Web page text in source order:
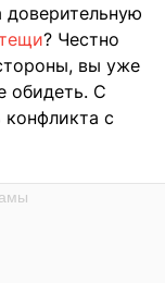
доверительную
? Честно
вы уже
обидеть. С
конфликта с